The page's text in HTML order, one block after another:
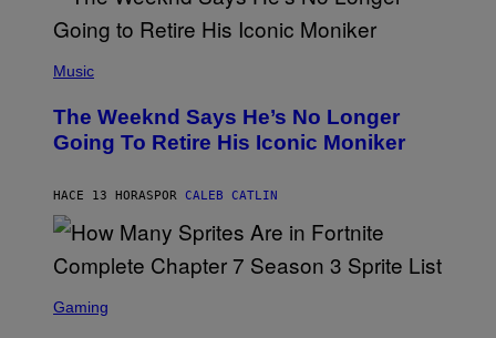
E
N
E
D
E
R
E
T
I
M
G
P
O
B
E
D
R
B
C
E
Music
The Weeknd Says He’s No Longer
Going To Retire His Iconic Moniker
HACE 13 HORAS POR CALEB CATLIN
C
Gaming